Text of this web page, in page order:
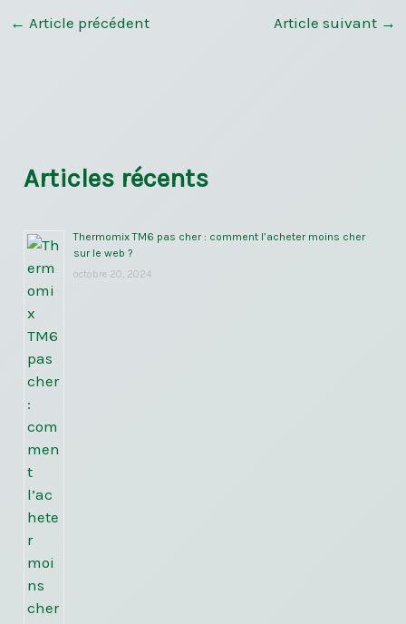
← Article précédent Article suivant →
Articles récents
Thermomix TM6 pas cher : comment l’acheter moins cher
sur le web ?
octobre 20, 2024